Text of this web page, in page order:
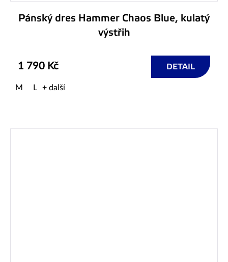
Pánský dres Hammer Chaos Blue, kulatý
výstřih
1 790 Kč DETAIL
M L + další